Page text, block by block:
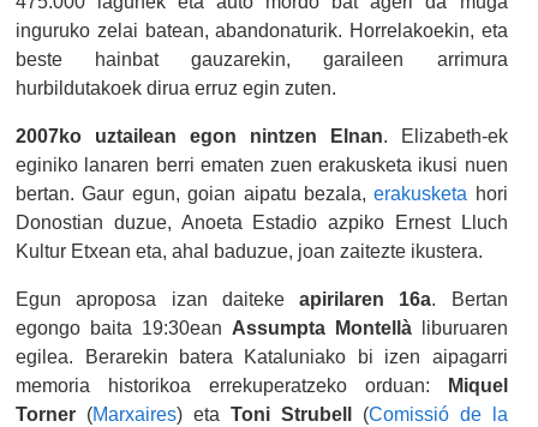
inguruko zelai batean, abandonaturik. Horrelakoekin, eta
beste hainbat gauzarekin, garaileen arrimura
hurbildutakoek dirua erruz egin zuten.
2007ko uztailean egon nintzen Elnan. Elizabeth-ek
eginiko lanaren berri ematen zuen erakusketa ikusi nuen
bertan. Gaur egun, goian aipatu bezala,erakusketa hori
Donostian duzue, Anoeta Estadio azpiko Ernest Lluch
Kultur Etxean eta, ahal baduzue, joan zaitezte ikustera.
Egun aproposa izan daitekeapirilaren 16a. Bertan
egongo baita 19:30ean Assumpta Montellàliburuaren
egilea. Berarekin batera Kataluniako bi izen aipagarri
memoria historikoa errekuperatzeko orduan:
Miquel
Torner (Marxaires) eta Toni Strubell (Comissió de la